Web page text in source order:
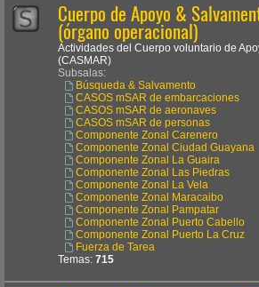
Cuerpo de Apoyo &
(órgano operacional)
Actividades del Cuerpo voluntario de
(CASMAR)
Subsalas:
Búsqueda & Salvamento
CASOS mSAR de embarcaciones
CASOS mSAR de aeronaves
CASOS mSAR de personas
Componente Zonal Carenero
Componente Zonal Ciudad Guayana
Componente Zonal La Guaira
Componente Zonal Las Piedras
Componente Zonal La Vela
Componente Zonal Maracaibo
Componente Zonal Pampatar
Componente Zonal Puerto Cabello
Componente Zonal Puerto La Cruz
Fuerza de Tarea
Temas: 715